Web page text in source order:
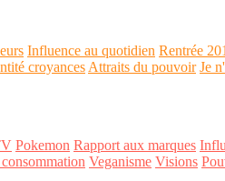
Influence au quotidien Rentrée
croyances Attraits du pouvoir Je
Pokemon Rapport aux marques
Veganisme Visions